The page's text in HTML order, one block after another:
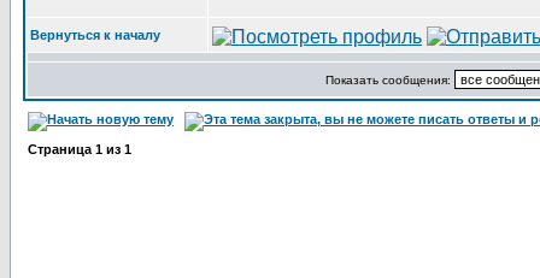
Вернуться к началу
Показать сообщения:
Страница 1 из 1